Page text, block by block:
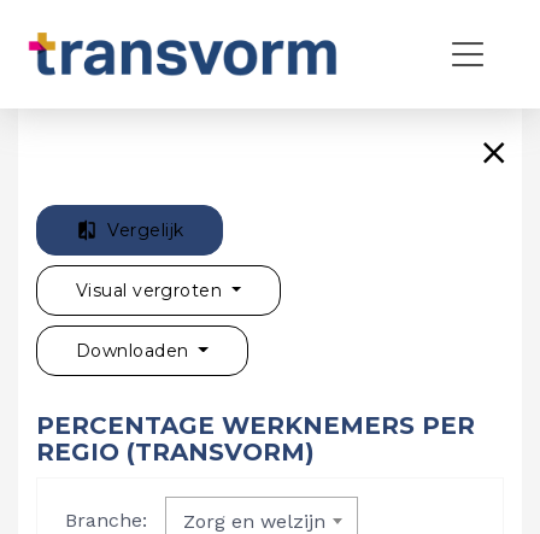
Vergelijk
Visual vergroten
Downloaden
PERCENTAGE WERKNEMERS PER
REGIO (TRANSVORM)